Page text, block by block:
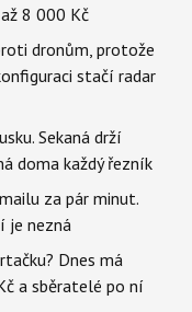
8 000 Kč
dronům, protože
stačí radar
Sekaná drží
doma každý řezník
za pár minut.
je nezná
Dnes má
a sběratelé po ní